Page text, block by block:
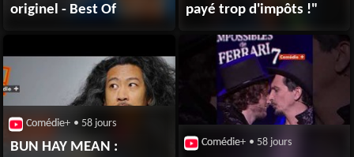
originel - Best Of
payé trop d'impôts !"
Comédie+ • 58 jours
BUN HAY MEAN :
Comédie+ • 58 jours